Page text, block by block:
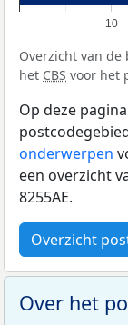
10
Overzicht van
het CBS voor het
Op deze
onderwerpen
een overzicht
8255AE.
Overzicht
Over het